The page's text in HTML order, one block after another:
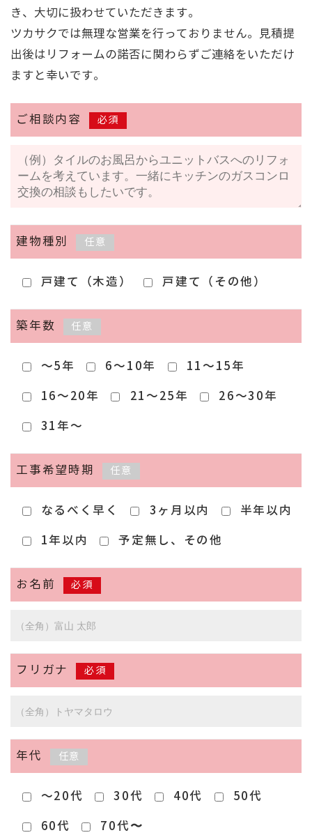
き、大切に扱わせていただきます。
ツカサクでは無理な営業を行っておりません。見積提
出後はリフォームの諾否に関わらずご連絡をいただけ
ますと幸いです。
ご相談内容 必須
建物種別 任意
戸建て（木造） 戸建て（その他）
築年数 任意
～5年 6～10年
11～15年
16～20年
21～25年
26～30年
31年～
工事希望時期 任意
なるべく早く 3ヶ月以内
半年以内
1年以内
予定無し、その他
お名前 必須
フリガナ 必須
年代 任意
～20代 30代 40代
50代
60代
70代〜